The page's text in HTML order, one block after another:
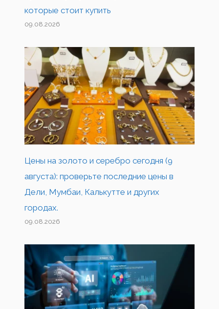
которые стоит купить
09.08.2026
Цены на золото и серебро сегодня (9
августа): проверьте последние цены в
Дели, Мумбаи, Калькутте и других
городах.
09.08.2026